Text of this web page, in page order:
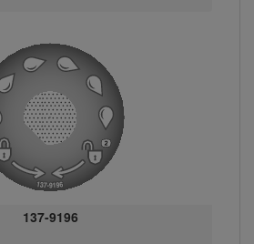
137-9196